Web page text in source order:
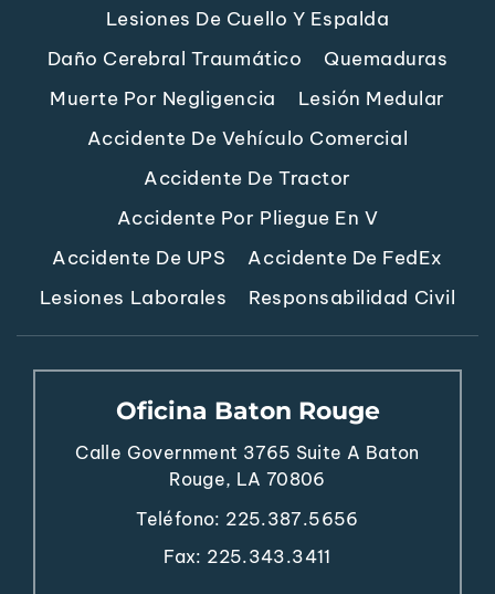
Lesiones De Cuello Y Espalda
Daño Cerebral Traumático
Quemaduras
Muerte Por Negligencia
Lesión Medular
Accidente De Vehículo Comercial
Accidente De Tractor
Accidente Por Pliegue En V
Accidente De UPS
Accidente De FedEx
Lesiones Laborales
Responsabilidad Civil
Oficina Baton Rouge
Calle Government 3765 Suite A Baton
Rouge, LA 70806
Teléfono: 225.387.5656
Fax: 225.343.3411